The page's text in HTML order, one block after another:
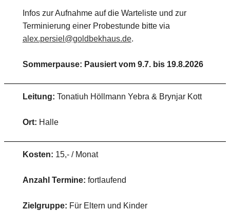
Infos zur Aufnahme auf die Warteliste und zur
Terminierung einer Probestunde bitte via
alex.persiel@goldbekhaus.de.
Sommerpause: Pausiert vom 9.7. bis 19.8.2026
Leitung: Tonatiuh Höllmann Yebra & Brynjar Kott
Ort: Halle
Kosten: 15,- / Monat
Anzahl Termine: fortlaufend
Zielgruppe: Für Eltern und Kinder